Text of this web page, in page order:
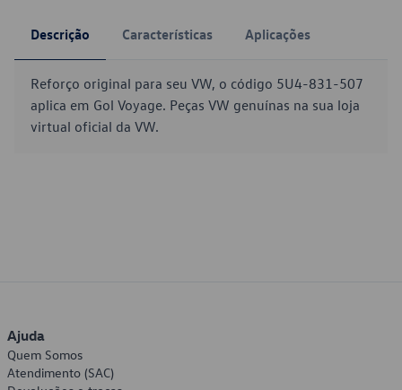
Descrição Características Aplicações
Reforço original para seu VW, o código 5U4-831-507
aplica em Gol Voyage. Peças VW genuínas na sua loja
virtual oficial da VW.
Ajuda
Quem Somos
Atendimento (SAC)